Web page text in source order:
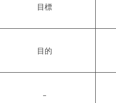
目標
目的
–